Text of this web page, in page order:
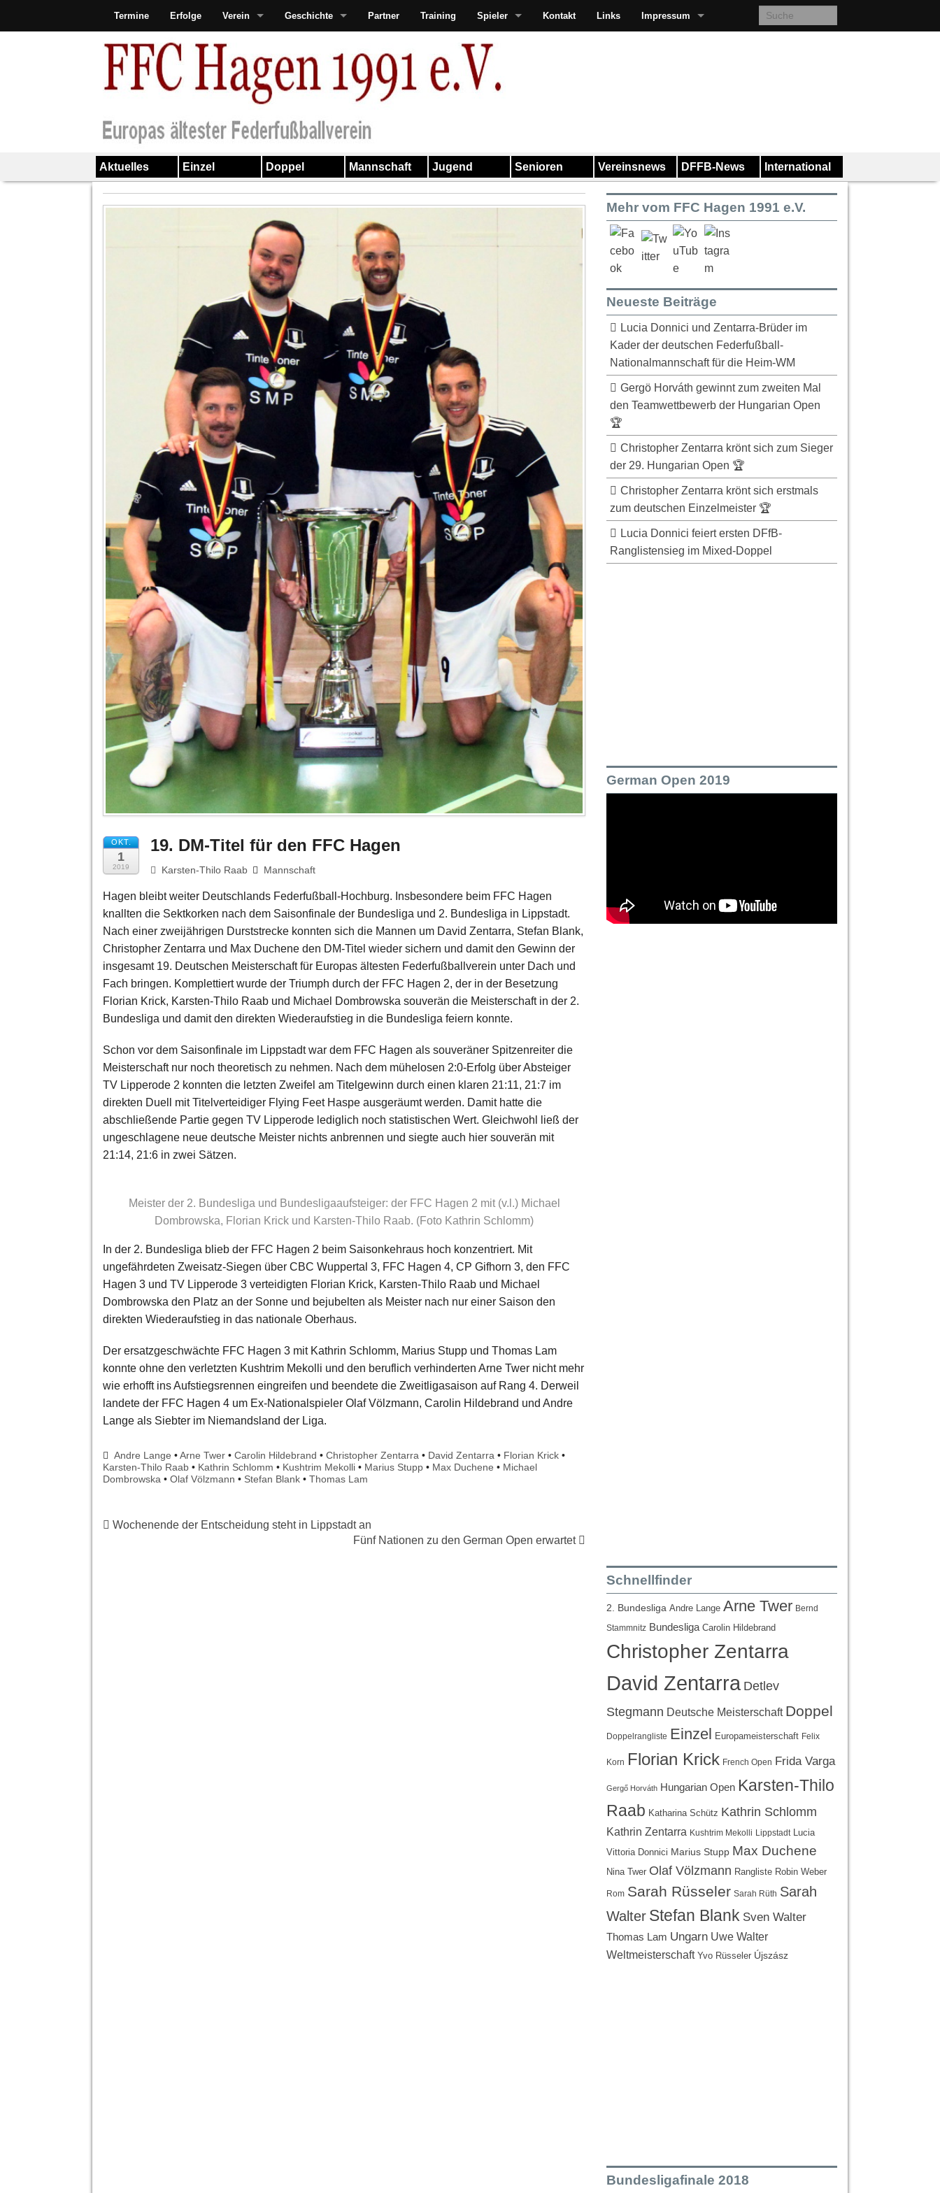
Termine Erfolge Verein Geschichte Partner Training Spieler Kontakt Links Impressum
Aktuelles Einzel Doppel Mannschaft Jugend Senioren Vereinsnews DFFB-News International
OKT.
1
2019
19. DM-Titel für den FFC Hagen
Karsten-Thilo Raab Mannschaft
Hagen bleibt weiter Deutschlands Federfußball-Hochburg. Insbesondere beim FFC Hagen
knallten die Sektkorken nach dem Saisonfinale der Bundesliga und 2. Bundesliga in Lippstadt.
Nach einer zweijährigen Durststrecke konnten sich die Mannen um David Zentarra, Stefan Blank,
Christopher Zentarra und Max Duchene den DM-Titel wieder sichern und damit den Gewinn der
insgesamt 19. Deutschen Meisterschaft für Europas ältesten Federfußballverein unter Dach und
Fach bringen. Komplettiert wurde der Triumph durch der FFC Hagen 2, der in der Besetzung
Florian Krick, Karsten-Thilo Raab und Michael Dombrowska souverän die Meisterschaft in der 2.
Bundesliga und damit den direkten Wiederaufstieg in die Bundesliga feiern konnte.
Schon vor dem Saisonfinale im Lippstadt war dem FFC Hagen als souveräner Spitzenreiter die
Meisterschaft nur noch theoretisch zu nehmen. Nach dem mühelosen 2:0-Erfolg über Absteiger
TV Lipperode 2 konnten die letzten Zweifel am Titelgewinn durch einen klaren 21:11, 21:7 im
direkten Duell mit Titelverteidiger Flying Feet Haspe ausgeräumt werden. Damit hatte die
abschließende Partie gegen TV Lipperode lediglich noch statistischen Wert. Gleichwohl ließ der
ungeschlagene neue deutsche Meister nichts anbrennen und siegte auch hier souverän mit
21:14, 21:6 in zwei Sätzen.
Meister der 2. Bundesliga und Bundesligaaufsteiger: der FFC Hagen 2 mit (v.l.) Michael
Dombrowska, Florian Krick und Karsten-Thilo Raab. (Foto Kathrin Schlomm)
In der 2. Bundesliga blieb der FFC Hagen 2 beim Saisonkehraus hoch konzentriert. Mit
ungefährdeten Zweisatz-Siegen über CBC Wuppertal 3, FFC Hagen 4, CP Gifhorn 3, den FFC
Hagen 3 und TV Lipperode 3 verteidigten Florian Krick, Karsten-Thilo Raab und Michael
Dombrowska den Platz an der Sonne und bejubelten als Meister nach nur einer Saison den
direkten Wiederaufstieg in das nationale Oberhaus.
Der ersatzgeschwächte FFC Hagen 3 mit Kathrin Schlomm, Marius Stupp und Thomas Lam
konnte ohne den verletzten Kushtrim Mekolli und den beruflich verhinderten Arne Twer nicht mehr
wie erhofft ins Aufstiegsrennen eingreifen und beendete die Zweitligasaison auf Rang 4. Derweil
landete der FFC Hagen 4 um Ex-Nationalspieler Olaf Völzmann, Carolin Hildebrand und Andre
Lange als Siebter im Niemandsland der Liga.
Andre Lange •Arne Twer •Carolin Hildebrand •Christopher Zentarra • David Zentarra • Florian Krick •
Karsten-Thilo Raab • Kathrin Schlomm • Kushtrim Mekolli • Marius Stupp • Max Duchene • Michael
Dombrowska • Olaf Völzmann • Stefan Blank • Thomas Lam
Wochenende der Entscheidung steht in Lippstadt an
Fünf Nationen zu den German Open erwartet
Mehr vom FFC Hagen 1991 e.V.
Neueste Beiträge
Lucia Donnici und Zentarra-Brüder im
Kader der deutschen Federfußball-
Nationalmannschaft für die Heim-WM
Gergö Horváth gewinnt zum zweiten Mal
den Teamwettbewerb der Hungarian Open
🏆
Christopher Zentarra krönt sich zum Sieger
der 29. Hungarian Open 🏆
Christopher Zentarra krönt sich erstmals
zum deutschen Einzelmeister 🏆
Lucia Donnici feiert ersten DFfB-
Ranglistensieg im Mixed-Doppel
German Open 2019
Schnellfinder
2. Bundesliga Andre Lange Arne Twer Bernd
Stammnitz Bundesliga Carolin Hildebrand
Christopher Zentarra
David Zentarra Detlev
Stegmann Deutsche Meisterschaft Doppel
Doppelrangliste Einzel Europameisterschaft Felix
Korn Florian Krick French Open Frida Varga
Gergő Horváth Hungarian Open Karsten-Thilo
Raab Katharina Schütz Kathrin Schlomm
Kathrin Zentarra Kushtrim Mekolli Lippstadt
Lucia
Vittoria Donnici Marius Stupp Max Duchene
Nina Twer Olaf Völzmann Rangliste Robin Weber
Rom Sarah Rüsseler Sarah Rüth Sarah
Walter Stefan Blank Sven Walter
Thomas Lam Ungarn Uwe Walter
Weltmeisterschaft Yvo Rüsseler Újszász
Bundesligafinale 2018